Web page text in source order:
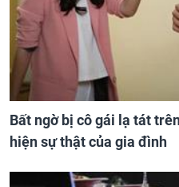
Bất ngờ bị cô gái lạ tát
hiện sự thật của gia đình